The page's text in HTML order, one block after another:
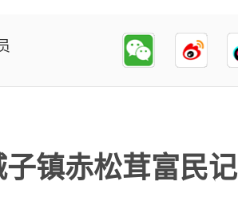
镇赤松茸富民记